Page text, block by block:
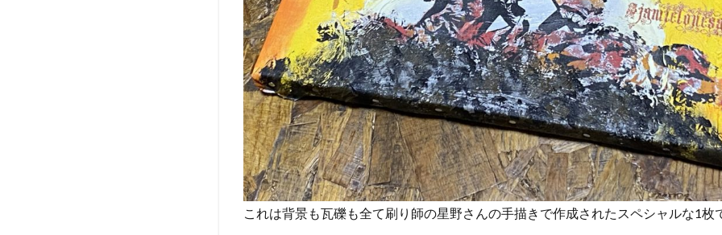
これは背景も瓦礫も全て刷り師の星野さんの手描きで作成されたスペシャルな1枚